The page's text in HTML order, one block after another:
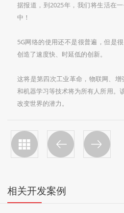
据报道，到2025年，我们将生活在
中！
5G网络的使用还不是很普遍，但是
创造了速度快、时延低的创新。
这将是第四次工业革命，物联网、
和机器学习等技术将为所有人所用。
改变世界的潜力。
相关开发案例